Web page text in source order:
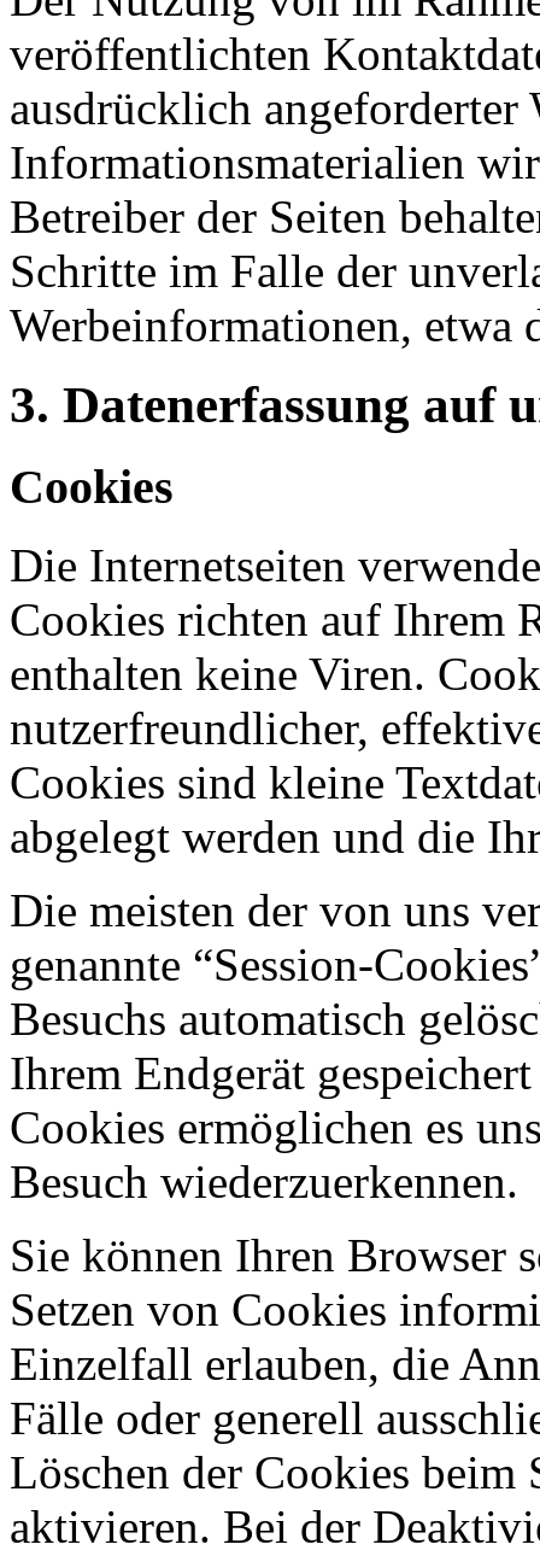
veröffentlichten
ausdrücklich angeforderter
Informationsmaterialien
Betreiber der Seiten
Schritte im Falle der
Werbeinformationen, etwa
3. Datenerfassung auf
Cookies
Die Internetseiten
Cookies richten auf Ihrem
enthalten keine Viren.
nutzerfreundlicher,
Cookies sind kleine
abgelegt werden und die
Die meisten der von uns
genannte “Session-
Besuchs automatisch
Ihrem Endgerät
Cookies ermöglichen es
Besuch wiederzuerkennen.
Sie können Ihren Browser
Setzen von Cookies
Einzelfall erlauben, die
Fälle oder generell
Löschen der Cookies beim
aktivieren. Bei der